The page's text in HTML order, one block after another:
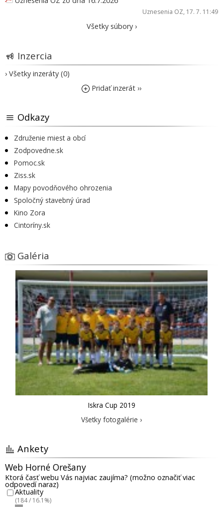
Uznesenia OZ, 17. 7. 11:49
Všetky súbory ›
Inzercia
› Všetky inzeráty (0)
Pridať inzerát ››
Odkazy
Združenie miest a obcí
Zodpovedne.sk
Pomoc.sk
Ziss.sk
Mapy povodňového ohrozenia
Spoločný stavebný úrad
Kino Zora
Cintoríny.sk
Galéria
Iskra Cup 2019
Všetky fotogalérie ›
Ankety
Web Horné Orešany
Ktorá časť webu Vás najviac zaujíma? (možno označiť viac
odpovedí naraz)
Aktuality
(184 / 16.1%)